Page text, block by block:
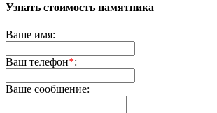
Узнать стоимость памятника
Ваше имя:
Ваш телефон*:
Ваше сообщение: